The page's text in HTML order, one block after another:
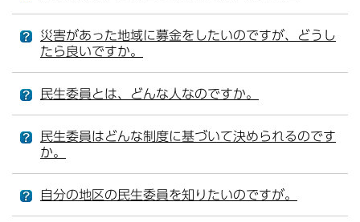
災害があった地域に募金をしたいのですが、どうし
たら良いですか。
民生委員とは、どんな人なのですか。
民生委員はどんな制度に基づいて決められるのです
か。
自分の地区の民生委員を知りたいのですが。